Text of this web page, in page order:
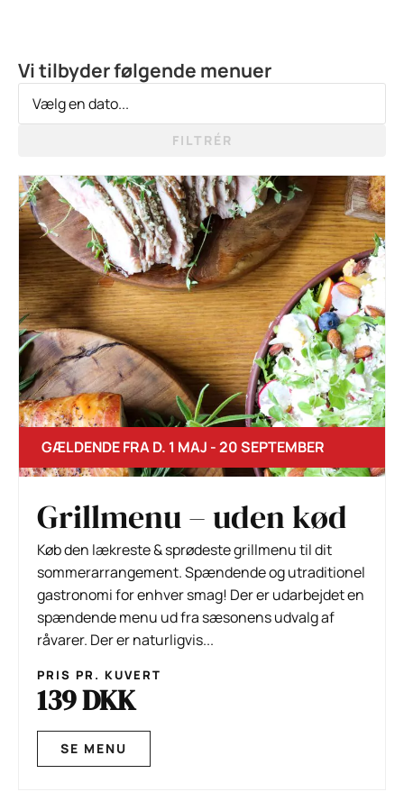
FILTRÉR
Vi tilbyder følgende menuer
GÆLDENDE FRA D. 1 MAJ - 20 SEPTEMBER
Grillmenu – uden kød
Køb den lækreste & sprødeste grillmenu til dit
sommerarrangement. Spændende og utraditionel
gastronomi for enhver smag! Der er udarbejdet en
spændende menu ud fra sæsonens udvalg af
råvarer. Der er naturligvis...
PRIS PR. KUVERT
139 DKK
SE MENU